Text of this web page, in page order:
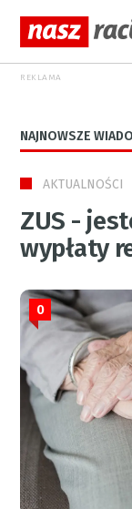
REKLAMA
NAJNOWSZE
AKTUALNOŚCI
ZUS -
wypłaty
0